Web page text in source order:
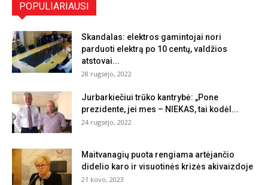
POPULIARIAUSI
Skandalas: elektros gamintojai nori
parduoti elektrą po 10 centų, valdžios
atstovai...
28 rugsėjo, 2022
Jurbarkiečiui trūko kantrybė: „Pone
prezidente, jei mes – NIEKAS, tai kodėl...
24 rugsėjo, 2022
Maitvanagių puota rengiama artėjančio
didelio karo ir visuotinės krizės akivaizdoje
21 kovo, 2023